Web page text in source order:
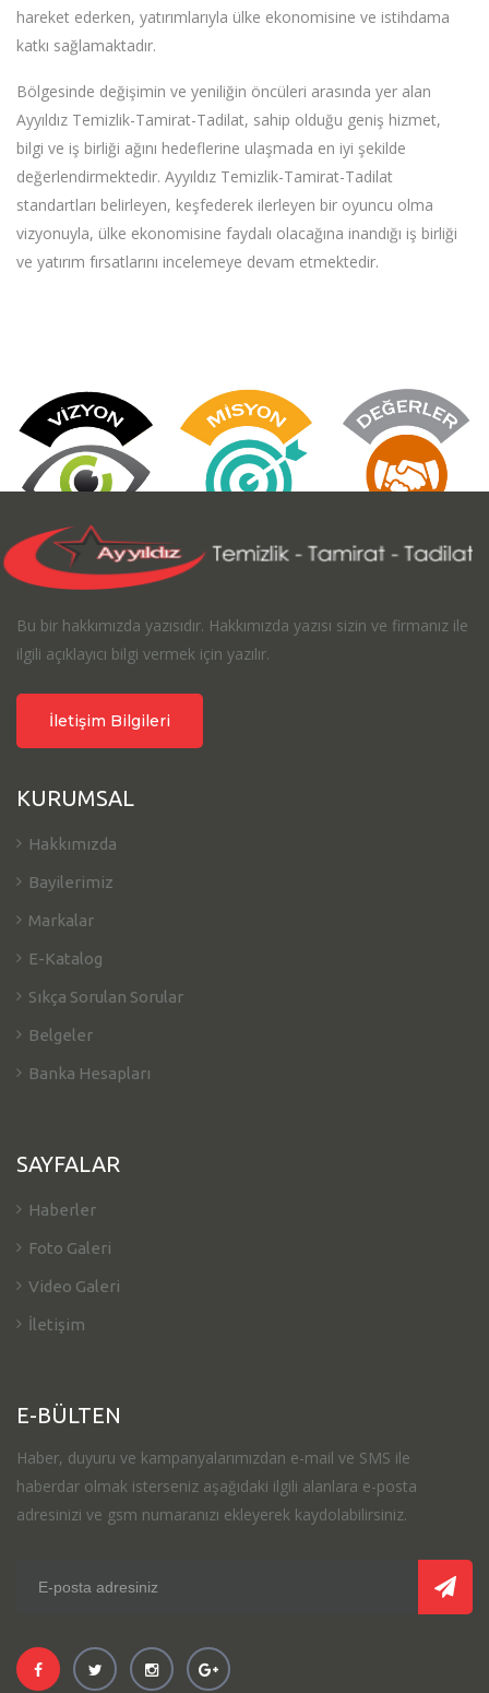
hareket ederken, yatırımlarıyla ülke ekonomisine ve istihdama
katkı sağlamaktadır.
Bölgesinde değişimin ve yeniliğin öncüleri arasında yer alan
Ayyıldız Temizlik-Tamirat-Tadilat, sahip olduğu geniş hizmet,
bilgi ve iş birliği ağını hedeflerine ulaşmada en iyi şekilde
değerlendirmektedir. Ayyıldız Temizlik-Tamirat-Tadilat
standartları belirleyen, keşfederek ilerleyen bir oyuncu olma
vizyonuyla, ülke ekonomisine faydalı olacağına inandığı iş birliği
ve yatırım fırsatlarını incelemeye devam etmektedir.
Bu bir hakkımızda yazısıdır. Hakkımızda yazısı sizin ve firmanız ile
ilgili açıklayıcı bilgi vermek için yazılır.
İletişim Bilgileri
KURUMSAL
Hakkımızda
Bayilerimiz
Markalar
E-Katalog
Sıkça Sorulan Sorular
Belgeler
Banka Hesapları
SAYFALAR
Haberler
Foto Galeri
Video Galeri
İletişim
E-BÜLTEN
Haber, duyuru ve kampanyalarımızdan e-mail ve SMS ile
haberdar olmak isterseniz aşağıdaki ilgili alanlara e-posta
adresinizi ve gsm numaranızı ekleyerek kaydolabilirsiniz.